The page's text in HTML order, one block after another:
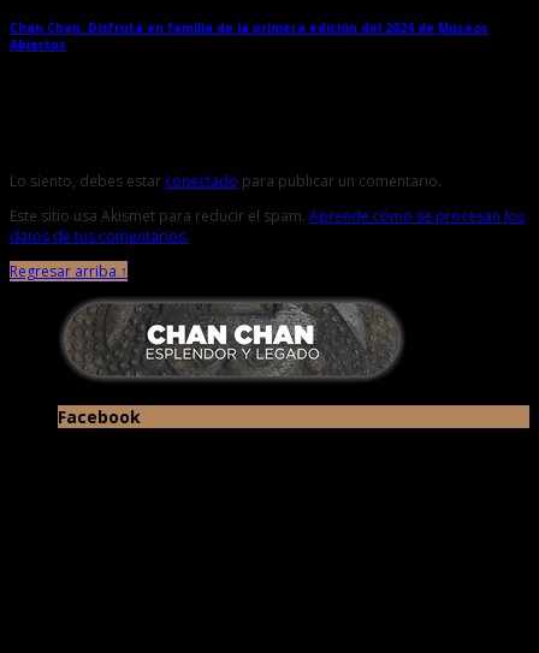
Chan Chan: Disfruta en familia de la primera edición del 2024 de Museos
Abiertos
Lo siento, debes estar conectado para publicar un comentario.
Este sitio usa Akismet para reducir el spam. Aprende cómo se procesan los
datos de tus comentarios.
Regresar arriba ↑
Facebook